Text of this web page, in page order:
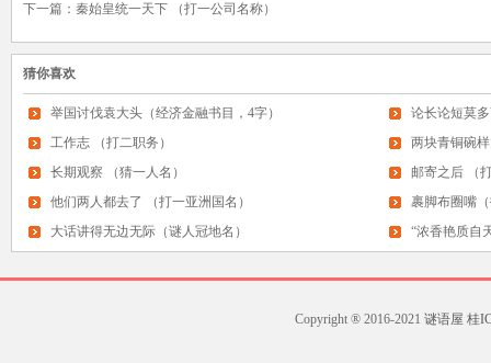
下一篇： 秦始皇统一天下 （打一公司名称）
猜你喜欢
举国讨伐袁大头（经济金融书目，4字）
论长论短莫
工作志 （打二职务）
两块青铜碗
下。 （打一物）
长期观察 （猜一人名）
邮寄之后 （
他们两人都去了 （打一亚洲国名）
裹脚布圈嘴
大话讲得无边无际（谜人冠地名）
“浓香艳质自
Copyright ® 2016-2021 谜语屋 桂